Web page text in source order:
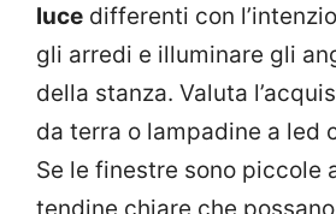
luce differenti con
gli arredi e illuminare gli
della stanza. Valuta
da terra o lampadine a led
Se le finestre sono piccole
tendine chiare che